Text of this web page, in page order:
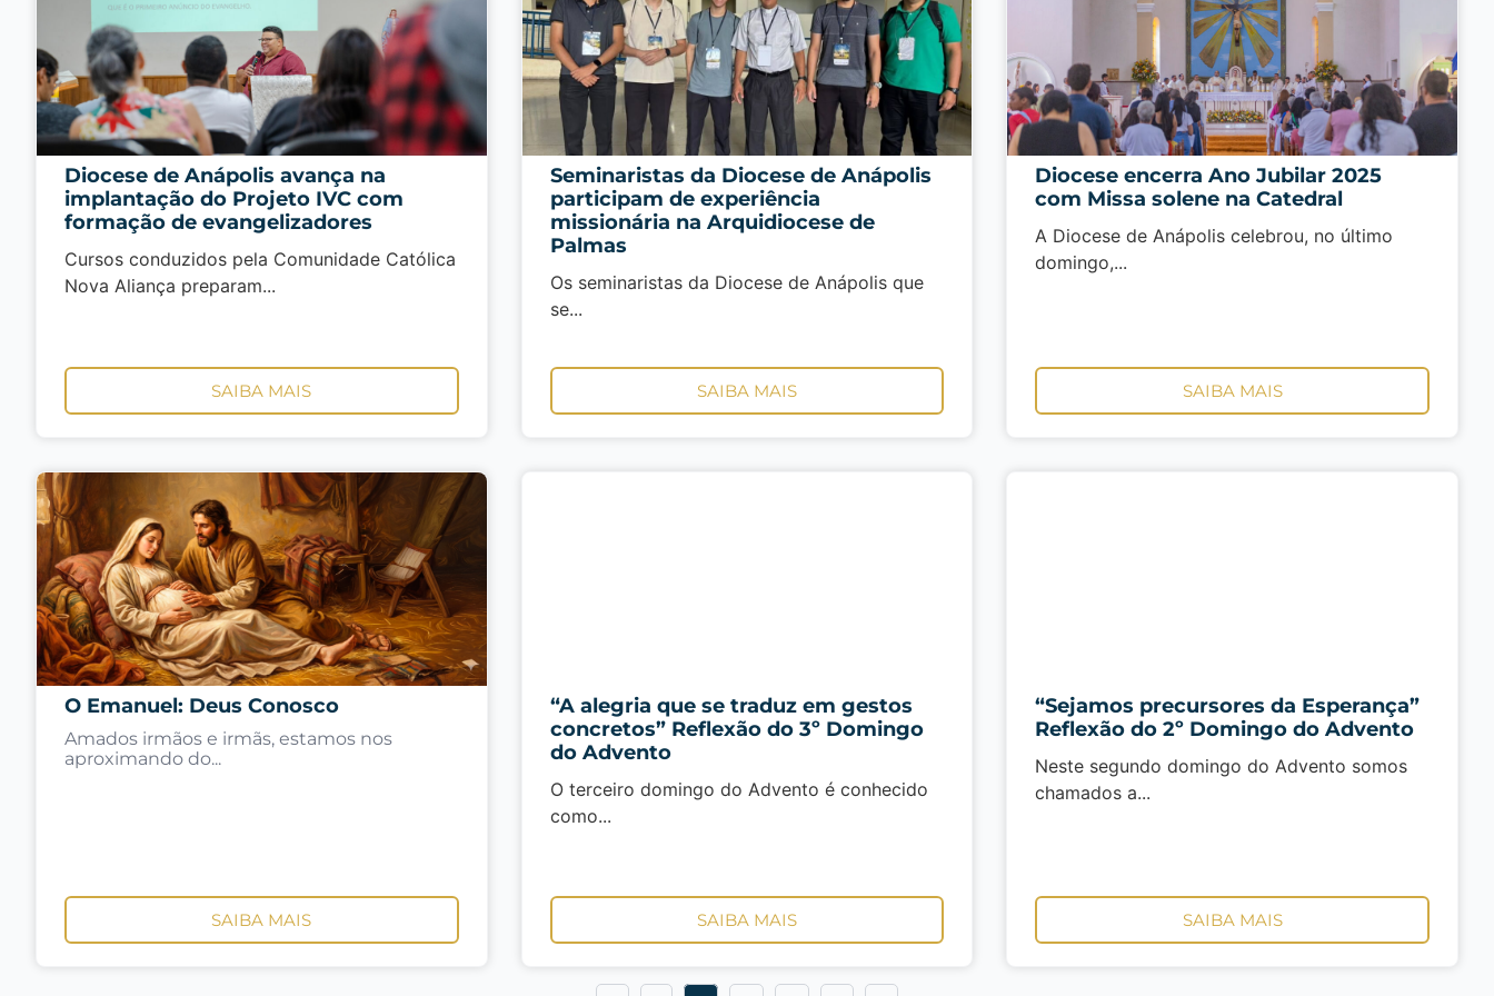
Diocese de Anápolis avança na
implantação do Projeto IVC com
formação de evangelizadores
Cursos conduzidos pela Comunidade Católica
Nova Aliança preparam...
SAIBA MAIS
Seminaristas da Diocese de Anápolis
participam de experiência
missionária na Arquidiocese de
Palmas
Os seminaristas da Diocese de Anápolis que
se...
SAIBA MAIS
Diocese encerra Ano Jubilar 2025
com Missa solene na Catedral
A Diocese de Anápolis celebrou, no último
domingo,...
SAIBA MAIS
O Emanuel: Deus Conosco
Amados irmãos e irmãs, estamos nos
aproximando do...
SAIBA MAIS
“A alegria que se traduz em gestos
concretos” Reflexão do 3º Domingo
do Advento
O terceiro domingo do Advento é conhecido
como...
SAIBA MAIS
“Sejamos precursores da Esperança”
Reflexão do 2º Domingo do Advento
Neste segundo domingo do Advento somos
chamados a...
SAIBA MAIS